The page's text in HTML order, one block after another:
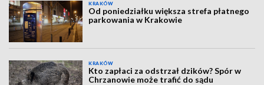
KRAKÓW
Od poniedziałku większa strefa płatnego
parkowania w Krakowie
KRAKÓW
Kto zapłaci za odstrzał dzików? Spór w
Chrzanowie może trafić do sądu